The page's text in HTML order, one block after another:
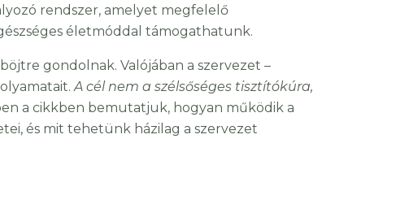
rendszer, amelyet megfelelő
életmóddal támogathatunk.
gondolnak. Valójában a szervezet –
A cél nem a szélsőséges tisztítókúra,
a cikkben bemutatjuk, hogyan működik a
és mit tehetünk házilag a szervezet